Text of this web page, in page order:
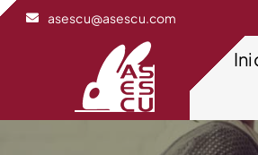
Saltar
asescu@asescu.com